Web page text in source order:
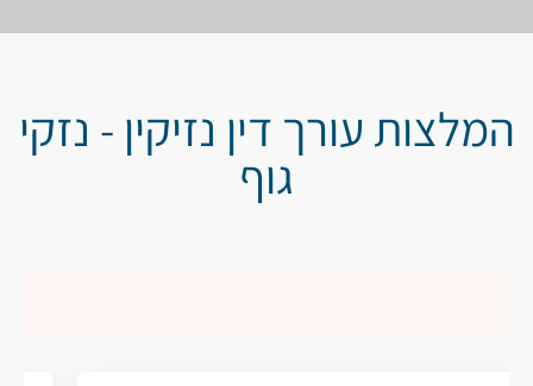
המלצות עורך דין נזיקין - נזקי
גוף